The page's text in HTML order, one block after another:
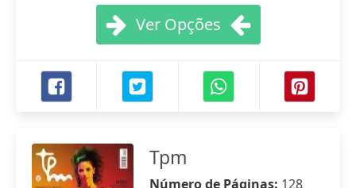
Ver Opções
Tpm
Número de Páginas: 128